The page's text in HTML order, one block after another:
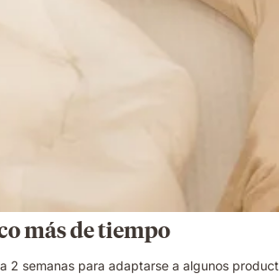
más de tiempo
2 semanas para adaptarse a algunos